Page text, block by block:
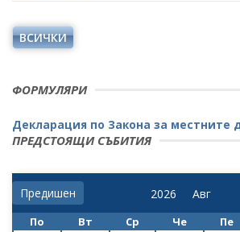
ВСИЧКИ
ФОРМУЛЯРИ
Декларация по Закона за местните
ПРЕДСТОЯЩИ СЪБИТИЯ
Предишен
По Вт Ср Че Пе